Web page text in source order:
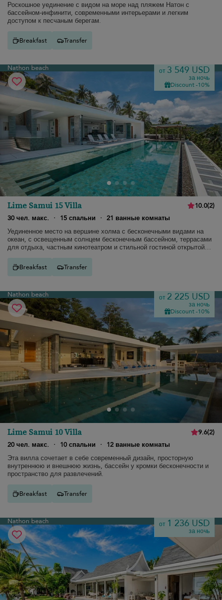
Роскошное уединение с видом на море над пляжем Натон с
бассейном-инфинити, современными интерьерами и легким
доступом к песчаным берегам.
Breakfast Transfer
Nathon beach от 3 549 USD
за ночь
Discount -10%
Lime Samui 15 Villa 10.0(2)
30 чел. макс.
· 15 спальни · 21 ванные комнаты
Уединенное место на вершине холма с бесконечными видами на
океан, с освещенным солнцем бесконечным бассейном, террасами
для отдыха, частным кинотеатром и стильной гостиной открытой
Breakfast
Transfer
Nathon beach от 2 225 USD
за ночь
Discount -10%
Lime Samui 10 Villa 9.6(2)
20 чел. макс.
· 10 спальни ·
12 ванные комнаты
Эта вилла сочетает в себе современный дизайн, просторную
внутреннюю и внешнюю жизнь, бассейн у кромки бесконечности и
пространство для развлечений.
Breakfast Transfer
Nathon beach от 1 236 USD
за ночь